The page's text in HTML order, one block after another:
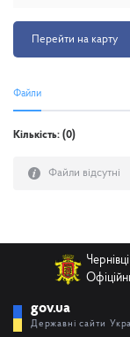
Перейти на карту
Файли
Кількість: (0)
Файли відсутні
Чернівці
gov.ua
Державні сайти